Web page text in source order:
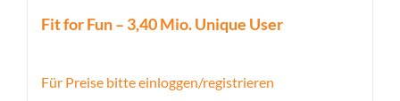
Fit for Fun – 3,40 Mio. Unique User
Für Preise bitte einloggen/registrieren